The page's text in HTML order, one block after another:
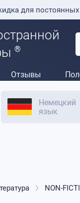
для постоянных
®
Отзывы
Немецкий
язык
NON-